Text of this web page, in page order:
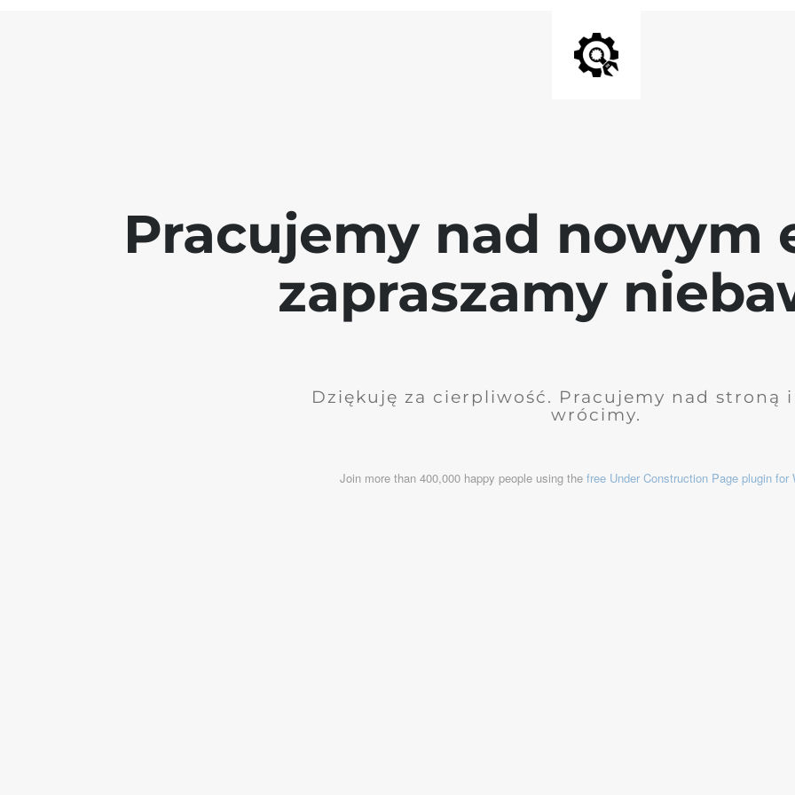
Pracujemy nad nowym
zapraszamy
Dziękuję za cierpliwość. Pracujemy nad stroną
wrócimy.
Join more than 400,000 happy people using the free Under Construction Page plugin for